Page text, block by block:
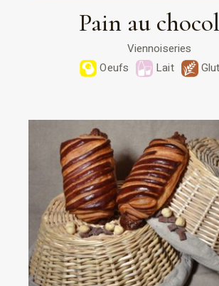
Pain au
Viennoiseries
Oeufs
Lait